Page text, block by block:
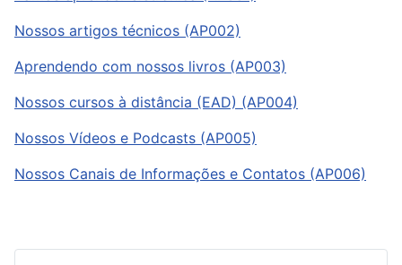
Nossos artigos técnicos (AP002)
Aprendendo com nossos livros (AP003)
Nossos cursos à distância (EAD) (AP004)
Nossos Vídeos e Podcasts (AP005)
Nossos Canais de Informações e Contatos (AP006)